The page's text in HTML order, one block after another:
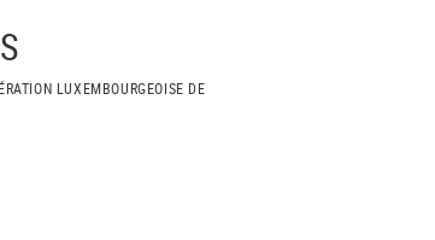
LUXEMBOURGEOISE DE